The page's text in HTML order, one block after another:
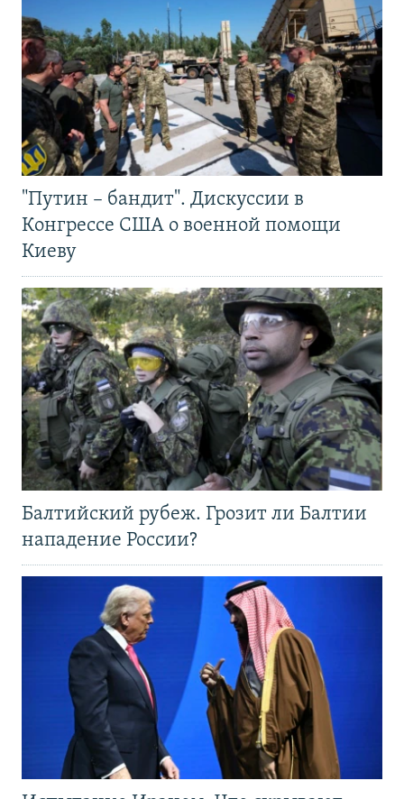
"Путин – бандит". Дискуссии в
Конгрессе США о военной помощи
Киеву
Балтийский рубеж. Грозит ли Балтии
нападение России?